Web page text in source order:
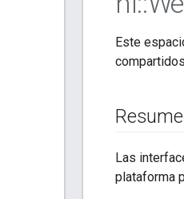
Este
Las
plataforma